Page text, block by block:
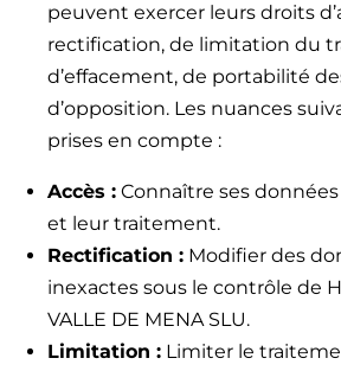
peuvent exercer leurs droits
rectification, de limitation du
d’effacement, de portabilité
d’opposition. Les nuances
prises en compte :
Accès : Connaître ses
et leur traitement.
Rectification : Modifier des
inexactes sous le contrôle de
VALLE DE MENA SLU.
Limitation : Limiter le